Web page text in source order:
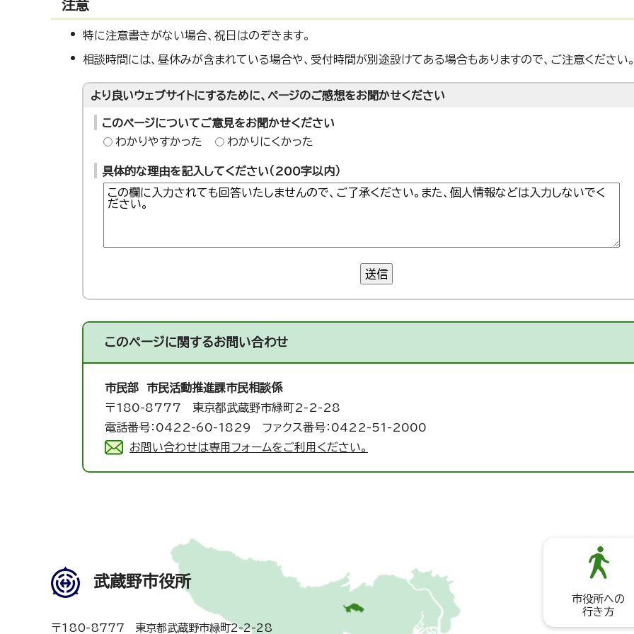
注意
特に注意書きがない場合、祝日はのぞきます。
相談時間には、昼休みが含まれている場合や、受付時間が別途設けてある場合もありますので、ご注意ください
より良いウェブサイトにするために、ページのご感想をお聞かせください
このページについてご意見をお聞かせください
わかりやすかった
わかりにくかった
具体的な理由を記入してください（200字以内）
送信
このページに関するお問い合わせ
市民部 市民活動推進課市民相談係
〒180-8777 東京都武蔵野市緑町2-2-28
電話番号：0422-60-1829 ファクス番号：0422-51-2000
お問い合わせは専用フォームをご利用ください。
武蔵野市役所
〒180-8777 東京都武蔵野市緑町2-2-28
市役所への
行き方